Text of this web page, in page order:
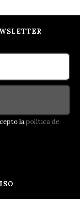
lapolítica de